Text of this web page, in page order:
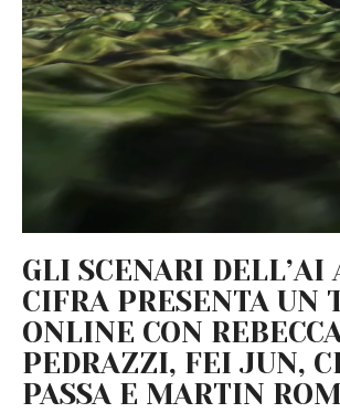
GLI SCENARI DELL’AI
CIFRA PRESENTA UN
ONLINE CON
PEDRAZZI, FEI JUN,
PASSA E MARTIN